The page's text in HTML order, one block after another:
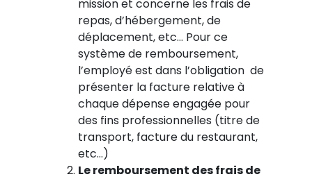
mission et concerne les frais de
repas, d’hébergement, de
déplacement, etc… Pour ce
système de remboursement,
l’employé est dans l’obligation de
présenter la facture relative à
chaque dépense engagée pour
des fins professionnelles (titre de
transport, facture du restaurant,
etc…)
Le remboursement des frais de